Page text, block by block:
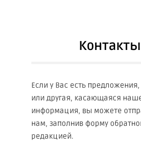
Контакты
Если у Вас есть
или другая, касающаяся
информация, вы можете
нам, заполнив форму
редакцией.